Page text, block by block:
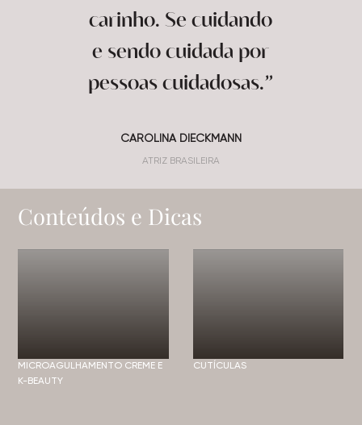
carinho. Se cuidando
e sendo cuidada por
pessoas cuidadosas.”
CAROLINA DIECKMANN
ATRIZ BRASILEIRA
Conteúdos e Dicas
MICROAGULHAMENTO CREME E
K-BEAUTY
CUTÍCULAS